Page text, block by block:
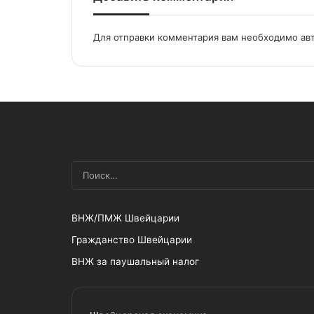
Для отправки комментария вам необходимо
ВНЖ/ПМЖ Швейцарии
Гражданство Швейцарии
ВНЖ за паушальный налог